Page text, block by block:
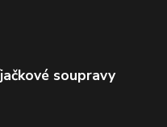
soupravy